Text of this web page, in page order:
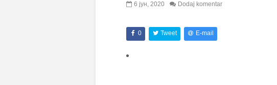
6 јун, 2020 Dodaj komentar
0 Tweet E-mail